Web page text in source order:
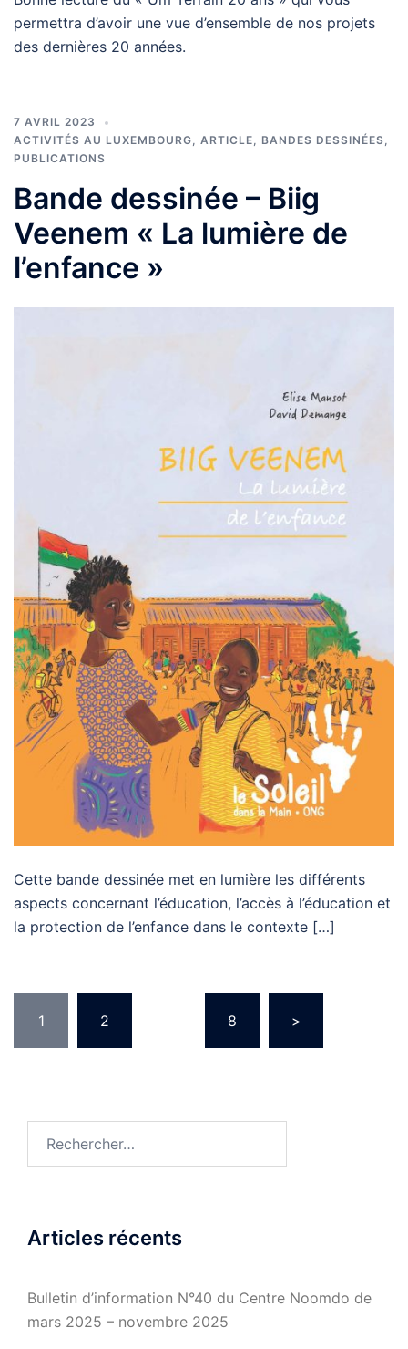
permettra d’avoir une vue d’ensemble de nos projets
des dernières 20 années.
7 AVRIL 2023
ACTIVITÉS AU LUXEMBOURG
ARTICLE BANDES DESSINÉES
PUBLICATIONS
Bande dessinée – Biig
Veenem « La lumière de
l’enfance »
Cette bande dessinée met en lumière les différents
aspects concernant l’éducation, l’accès à l’éducation et
la protection de l’enfance dans le contexte […]
des
publications
1 2 8 >
Articles récents
Bulletin d’information N°40 du Centre Noomdo de
mars 2025 – novembre 2025